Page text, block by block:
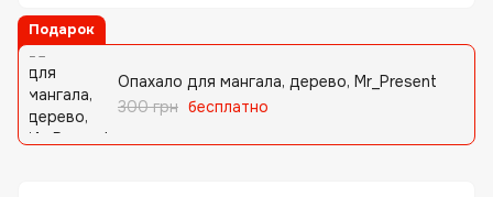
Подарок
Опахало для мангала, дерево, Mr_Present
300 грн бесплатно